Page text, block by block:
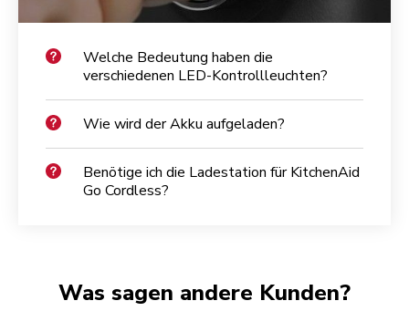
Welche Bedeutung haben die
verschiedenen LED-Kontrollleuchten?
Wie wird der Akku aufgeladen?
Benötige ich die Ladestation für KitchenAid
Go Cordless?
Was sagen andere Kunden?